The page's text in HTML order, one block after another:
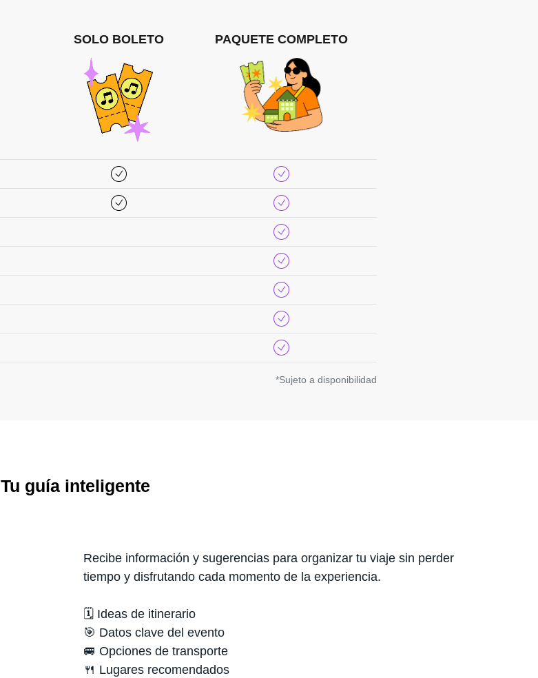
SOLO BOLETO PAQUETE COMPLETO
*Sujeto a disponibilidad
Tu guía inteligente
Recibe información y sugerencias para organizar tu viaje sin perder
tiempo y disfrutando cada momento de la experiencia.
🗓️ Ideas de itinerario
🎯 Datos clave del evento
🚐 Opciones de transporte
🍴 Lugares recomendados